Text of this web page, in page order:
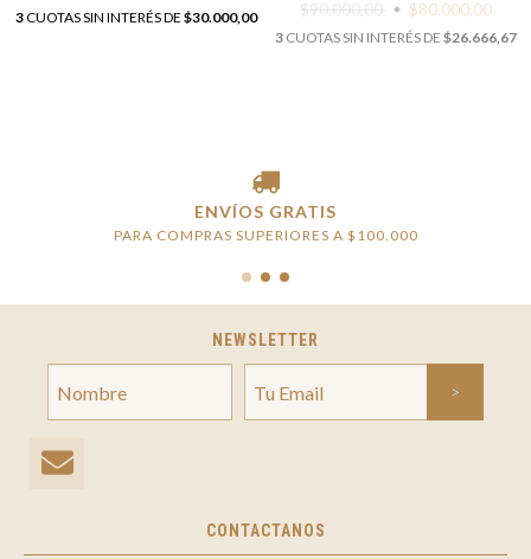
3CUOTAS SIN INTERÉS DE $30.000,00 $90.000,00 $80.000,00
3CUOTAS SIN INTERÉS DE $26.666,67
ENVÍOS GRATIS
PARA COMPRAS SUPERIORES A $100.000
NEWSLETTER
CONTACTANOS